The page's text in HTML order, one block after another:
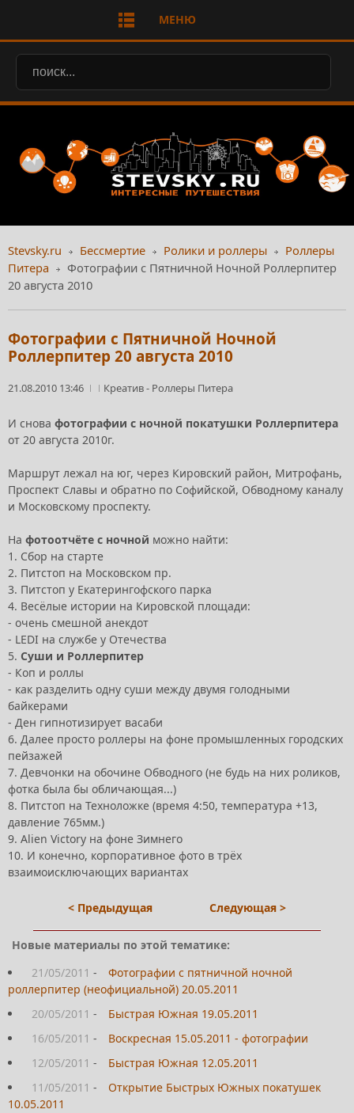
МЕНЮ
Stevsky.ru Бессмертие Ролики и роллеры
Роллеры
Питера
Фотографии с Пятничной Ночной Роллерпитер
20 августа 2010
Фотографии с Пятничной Ночной
Роллерпитер 20 августа 2010
21.08.2010 13:46 Креатив- Роллеры Питера
И снова фотографии с ночной покатушки Роллерпитера
от 20 августа 2010г.
Маршрут лежал на юг, через Кировский район, Митрофань,
Проспект Славы и обратно по Софийской, Обводному каналу
и Московскому проспекту.
На фотоотчёте с ночной можно найти:
1. Сбор на старте
2. Питстоп на Московском пр.
3. Питстоп у Екатерингофского парка
4. Весёлые истории на Кировской площади:
- очень смешной анекдот
- LEDI на службе у Отечества
5. Суши и Роллерпитер
- Коп и роллы
- как разделить одну суши между двумя голодными
байкерами
- Ден гипнотизирует васаби
6. Далее просто роллеры на фоне промышленных городских
пейзажей
7. Девчонки на обочине Обводного (не будь на них роликов,
фотка была бы обличающая...)
8. Питстоп на Техноложке (время 4:50, температура +13,
давление 765мм.)
9. Alien Victory на фоне Зимнего
10. И конечно, корпоративное фото в трёх
взаимоисключающих вариантах
< Предыдущая Следующая >
Новые материалы по этой тематике:
21/05/2011 -
Фотографии с пятничной ночной
роллерпитер (неофициальной) 20.05.2011
20/05/2011 -
Быстрая Южная 19.05.2011
16/05/2011 -
Воскресная 15.05.2011 - фотографии
12/05/2011 -
Быстрая Южная 12.05.2011
11/05/2011 -
Открытие Быстрых Южных покатушек
10.05.2011